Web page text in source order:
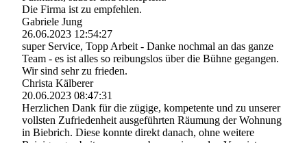
Die Firma ist zu empfehlen.
Gabriele Jung
26.06.2023 12:54:27
super Service, Topp Arbeit - Danke nochmal an das ganze
Team - es ist alles so reibungslos über die Bühne gegangen.
Wir sind sehr zu frieden.
Christa Kälberer
20.06.2023 08:47:31
Herzlichen Dank für die zügige, kompetente und zu unserer
vollsten Zufriedenheit ausgeführten Räumung der Wohnung
in Biebrich. Diese konnte direkt danach, ohne weitere